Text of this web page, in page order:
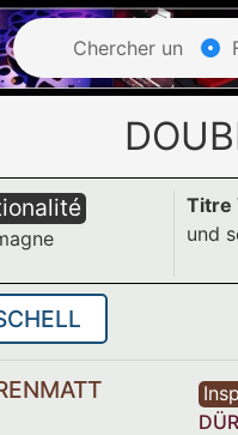
Chercher un
Titre
und